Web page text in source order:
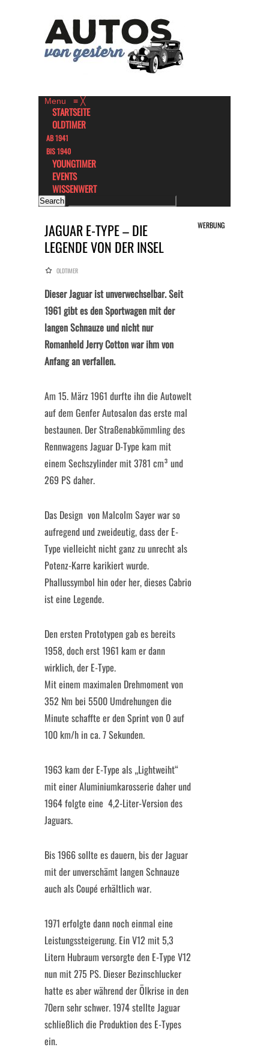
Menu ≡ ╳
STARTSEITE
OLDTIMER
AB 1941
BIS 1940
YOUNGTIMER
EVENTS
WISSENWERT
JAGUAR E-TYPE – DIE
LEGENDE VON DER INSEL
WERBUNG
OLDTIMER
Dieser Jaguar ist unverwechselbar. Seit
1961 gibt es den Sportwagen mit der
langen Schnauze und nicht nur
Romanheld Jerry Cotton war ihm von
Anfang an verfallen.
Am 15. März 1961 durfte ihn die Autowelt
auf dem Genfer Autosalon das erste mal
bestaunen. Der Straßenabkömmling des
Rennwagens Jaguar D-Type kam mit
einem Sechszylinder mit 3781 cm³ und
269 PS daher.
Das Design von Malcolm Sayer war so
aufregend und zweideutig, dass der E-
Type vielleicht nicht ganz zu unrecht als
Potenz-Karre karikiert wurde.
Phallussymbol hin oder her, dieses Cabrio
ist eine Legende.
Den ersten Prototypen gab es bereits
1958, doch erst 1961 kam er dann
wirklich, der E-Type.
Mit einem maximalen Drehmoment von
352 Nm bei 5500 Umdrehungen die
Minute schaffte er den Sprint von 0 auf
100 km/h in ca. 7 Sekunden.
1963 kam der E-Type als „Lightweiht“
mit einer Aluminiumkarosserie daher und
1964 folgte eine 4,2-Liter-Version des
Jaguars.
Bis 1966 sollte es dauern, bis der Jaguar
mit der unverschämt langen Schnauze
auch als Coupé erhältlich war.
1971 erfolgte dann noch einmal eine
Leistungssteigerung. Ein V12 mit 5,3
Litern Hubraum versorgte den E-Type V12
nun mit 275 PS. Dieser Bezinschlucker
hatte es aber während der Ölkrise in den
70ern sehr schwer. 1974 stellte Jaguar
schließlich die Produktion des E-Types
ein.